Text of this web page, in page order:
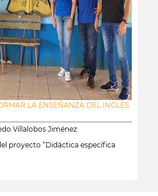
LA ENSEÑANZA DEL INGLÉS
Villalobos Jiménez
proyecto “Didáctica específica